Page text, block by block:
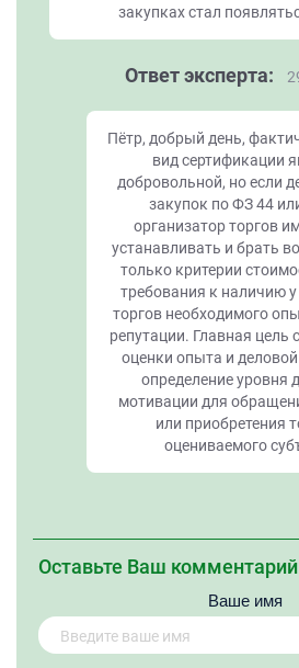
закупках стал
Ответ эксперта:
Пётр, добрый день,
вид сертификации
добровольной, но если
закупок по ФЗ 44
организатор торгов
устанавливать и брать
только критерии
требования к наличию
торгов необходимого
репутации. Главная цель
оценки опыта и
определение уровня
мотивации для
или приобретения
оцениваемого
Оставьте Ваш комментарий
Ваше имя